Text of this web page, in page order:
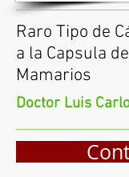
Raro Tipo de
a la Capsula
Mamarios
Doctor Luis